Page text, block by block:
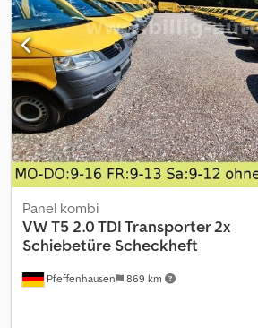
Mehaničko oslanjanje kabine 0110 JD
Pfeffenhausen 869 km
Panel kombi
VWT5 2.0 TDI Transporter 2x
Schiebetüre Scheckheft